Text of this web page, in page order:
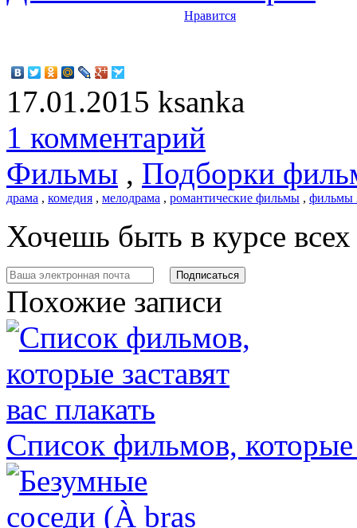
Нравится
17.01.2015 ksanka
1 комментарий
Фильмы , Подборки
драма , комедия , мелодрама , романтические фильмы , фильмы
Хочешь быть в курсе
Похожие записи
Список фильмов, которые